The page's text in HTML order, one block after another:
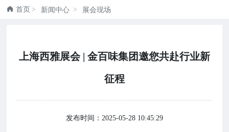
 首页 新闻中心 展会现场
上海西雅展会 | 金百味集团邀您共赴行业新
征程
发布时间：2025-05-28 10:45:29